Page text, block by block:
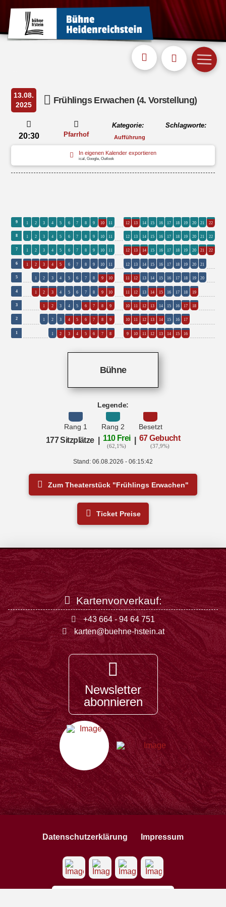
13.08.
2025
Frühlings Erwachen (4. Vorstellung)
20:30 Pfarrhof
Kategorie:
Aufführung
Schlagworte:
In eigenen Kalender exportieren
ical, Google, Outlook
9 1 2 3 4 5 6 7 8 9 10 11 12 13 14 15 16 17 18 19 20 21 22
8 1 2 3 4 5 6 7 8 9 10 11 12 13 14 15 16 17 18 19 20 21 22
7 1 2 3 4 5 6 7 8 9 10 11 12 13 14 15 16 17 18 19 20 21 22
6 1 2 3 4 5 6 7 8 9 10 11 12 13 14 15 16 17 18 19 20 21
5 1 2 3 4 5 6 7 8 9 10 11 12 13 14 15 16 17 18 19 20
4 1 2 3 4 5 6 7 8 9 10 11 12 13 14 15 16 17 18 19
3 1 2 3 4 5 6 7 8 9 10 11 12 13 14 15 16 17 18
2 1 2 3 4 5 6 7 8 9 10 11 12 13 14 15 16 17
1 1 2 3 4 5 6 7 8 9 10 11 12 13 14 15 16
Bühne
Legende:
Rang 1 Rang 2 Besetzt
177 Sitzplätze 110 Frei
(62,1%)
67 Gebucht
(37,9%)
Stand: 06.08.2026 - 06:15:42
Zum Theaterstück "Frühlings Erwachen"
Ticket Preise
Kartenvorverkauf:
+43 664 - 94 64 751
karten@buehne-hstein.at
Newsletter
abonnieren
Datenschutzerklärung Impressum